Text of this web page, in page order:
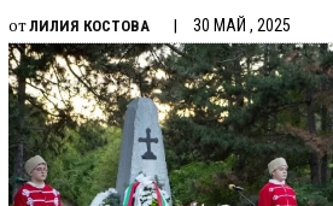
отЛИЛИЯ КОСТОВА 30 МАЙ , 2025